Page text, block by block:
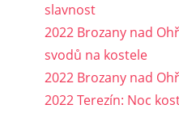
slavnost
2022 Brozany nad
svodů na kostele
2022 Brozany nad
2022 Terezín: Noc